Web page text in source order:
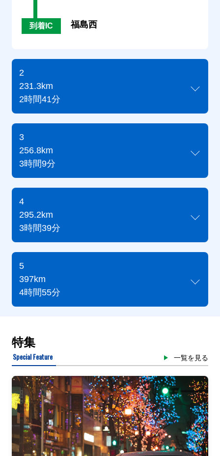
到着IC 福島西
2
231.3km
2時間41分
3
256.8km
3時間9分
4
295.2km
3時間39分
5
397km
4時間55分
特集
Special Feature 一覧を見る